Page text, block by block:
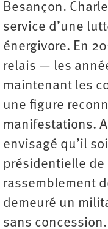
Besançon.
service d’une
énergivore. En
relais — les
maintenant les
une figure
manifestations.
envisagé qu’il
présidentielle de
rassemblement
demeuré un
sans